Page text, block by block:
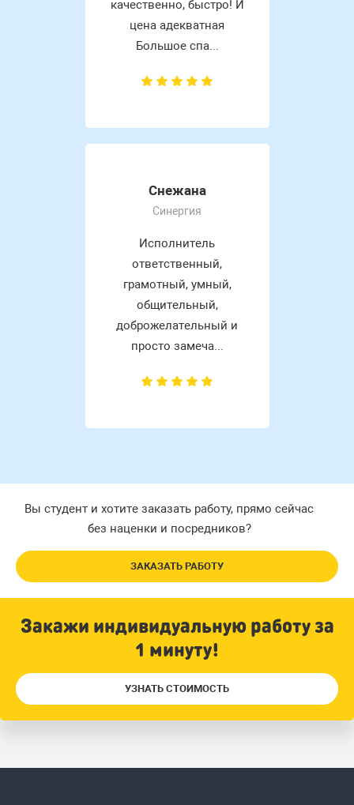
качественно, быстро! И
цена адекватная
Большое спа...
Снежана
Синергия
Исполнитель
ответственный,
грамотный, умный,
общительный,
доброжелательный и
просто замеча...
Вы студент и хотите заказать работу, прямо сейчас
без наценки и посредников?
ЗАКАЗАТЬ РАБОТУ
Закажи индивидуальную работу за
1 минуту!
УЗНАТЬ СТОИМОСТЬ